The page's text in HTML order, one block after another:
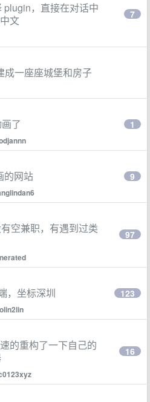
plugin，直接在对话中
文
7
成一座座城堡和房子
了 1
的网站 9
空兼职，有遇到过类
97
，坐标深圳 123
的重构了一下自己的
16